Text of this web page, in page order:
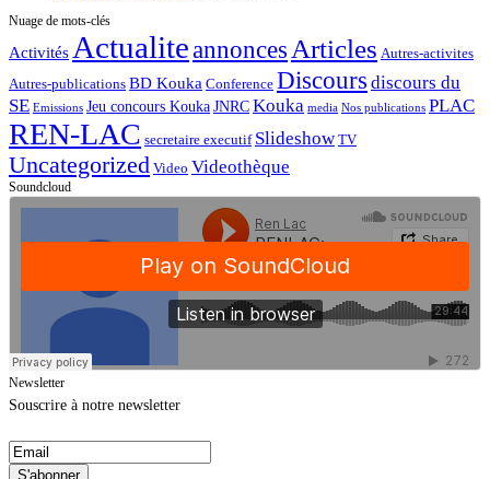
Nuage de mots-clés
Activités Actualiteannonces Articles Autres-activites
Autres-publications BD Kouka Conference Discours discours du
SE Emissions Jeu concours KoukaJNRCKouka media Nos publications PLAC
REN-LAC secretaire executif Slideshow TV
Uncategorized Video Videothèque
Soundcloud
Newsletter
Souscrire à notre newsletter